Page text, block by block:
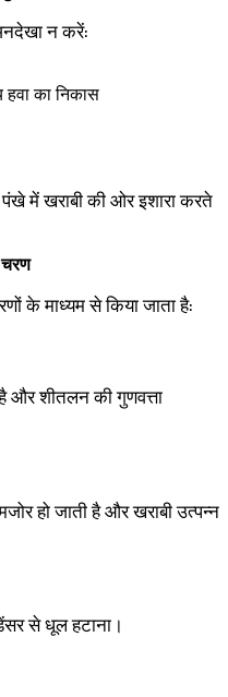
न करें:
का निकास
में खराबी की ओर इशारा करते
चरण
के माध्यम से किया जाता है:
और शीतलन की गुणवत्ता
हो जाती है और खराबी उत्पन्न
से धूल हटाना।